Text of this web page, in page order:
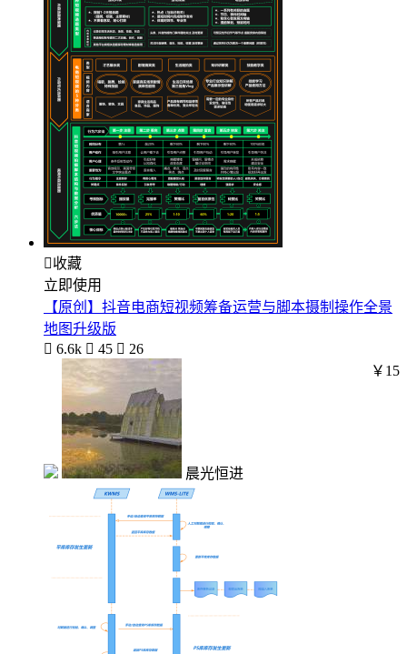
收藏
立即使用
【原创】抖音电商短视频筹备运营与脚本摄制操作全景
地图升级版
 6.6k  45  26
晨光恒进
￥15